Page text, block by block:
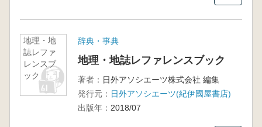
地理・地
誌レファ
レンスブ
ック
辞典・事典
地理・地誌レファレンスブック
著者： 日外アソシエーツ株式会社 編集
発行元： 日外アソシエーツ(紀伊國屋書店)
出版年： 2018/07